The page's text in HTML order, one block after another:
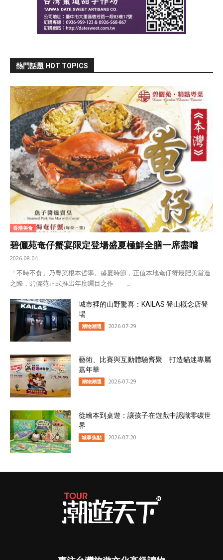
熱門話題 HOT TOPICS
香港美食
碧儷苑奄仔蟹宴限定登場盛夏極鮮全膳一席盡嚐
2026-08-04
「不時不食」乃粵菜根本哲學。盛夏時節，正值本地奄仔蟹最肥美當造
之際，碧儷苑正式推出年度矚目之作——...
城市裡的山野驚喜：KAILAS 登山概念店登
場
潮物潮選 2026-07-29
藝術、比賽與互動體驗齊聚 打造貓迷專屬
嘉年華
潮物潮選 2026-07-29
從繪本到桌遊：讓孩子在遊戲中認識零碳世
界
城事焦點 2026-07-20